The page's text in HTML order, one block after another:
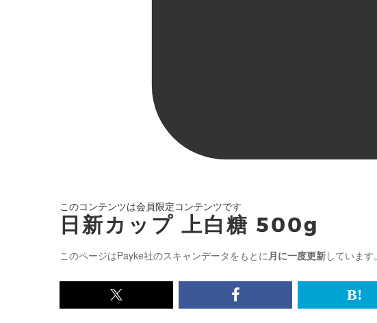
このコンテンツは会員限定コンテンツです
日新カップ 上白糖 500g
このページはPayke社のスキャンデータをもとに 月に一度更新しています。
x<br>
Facebook<br>
は